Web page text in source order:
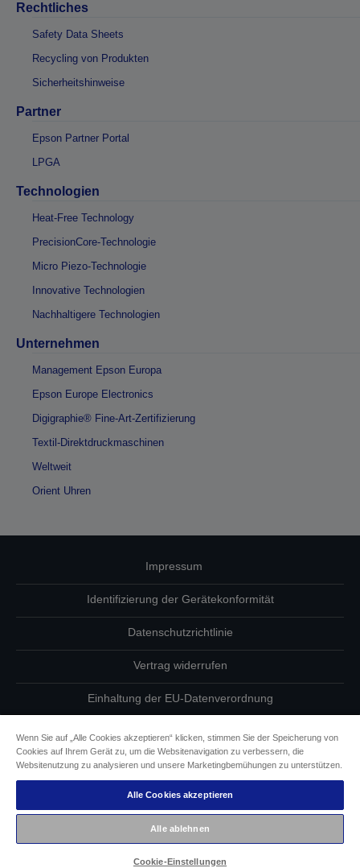
Rechtliches
Safety Data Sheets
Recycling von Produkten
Sicherheitshinweise
Partner
Epson Partner Portal
LPGA
Technologien
Heat-Free Technology
PrecisionCore-Technologie
Micro Piezo-Technologie
Innovative Technologien
Nachhaltigere Technologien
Unternehmen
Management Epson Europa
Epson Europe Electronics
Digigraphie® Fine-Art-Zertifizierung
Textil-Direktdruckmaschinen
Weltweit
Orient Uhren
Impressum
Identifizierung der Gerätekonformität
Datenschutzrichtlinie
Vertrag widerrufen
Einhaltung der EU-Datenverordnung
Informationen zu Cookies
Epson Engagement für Barrierefreiheit
Copyright © 2026 Seiko Epson
Wenn Sie auf „Alle Cookies akzeptieren“ klicken, stimmen Sie der Speicherung von
Cookies auf Ihrem Gerät zu, um die Websitenavigation zu verbessern, die
Websitenutzung zu analysieren und unsere Marketingbemühungen zu unterstützen.
Alle Cookies akzeptieren
Alle ablehnen
Cookie-Einstellungen